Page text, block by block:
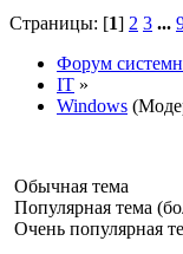
Страницы: [1] 2 3 ...
Форум
IT »
Windows
Обычная тема
Популярная тема
Очень популярная